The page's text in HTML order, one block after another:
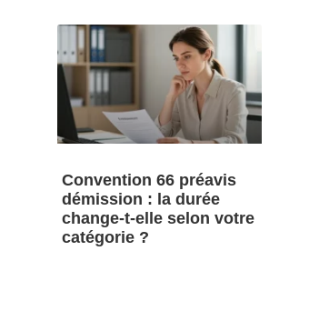
Convention 66 préavis
démission : la durée
change-t-elle selon votre
catégorie ?